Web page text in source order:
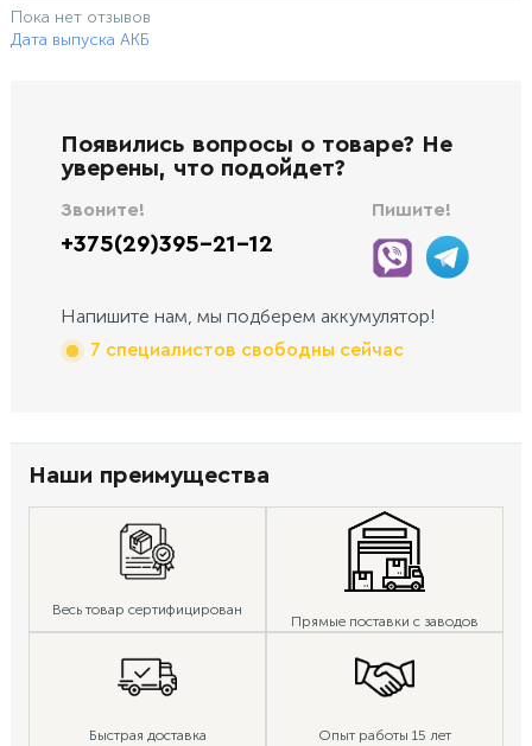
Пока нет отзывов
Дата выпуска АКБ
Появились вопросы о товаре? Не
уверены, что подойдет?
Звоните!
+375(29)395-21-12
Пишите!
Напишите нам, мы подберем аккумулятор!
7 специалистов свободны сейчас
Наши преимущества
Весь товар сертифицирован
Прямые поставки с заводов
Быстрая доставка Опыт работы 15 лет